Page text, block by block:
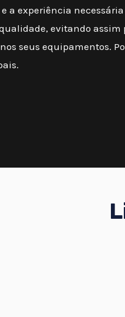
a experiência
evitando assim
seus equipamentos.